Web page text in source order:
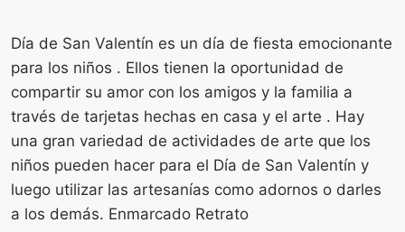
Día de San Valentín es un día de fiesta emocionante
para los niños . Ellos tienen la oportunidad de
compartir su amor con los amigos y la familia a
través de tarjetas hechas en casa y el arte . Hay
una gran variedad de actividades de arte que los
niños pueden hacer para el Día de San Valentín y
luego utilizar las artesanías como adornos o darles
a los demás. Enmarcado Retrato